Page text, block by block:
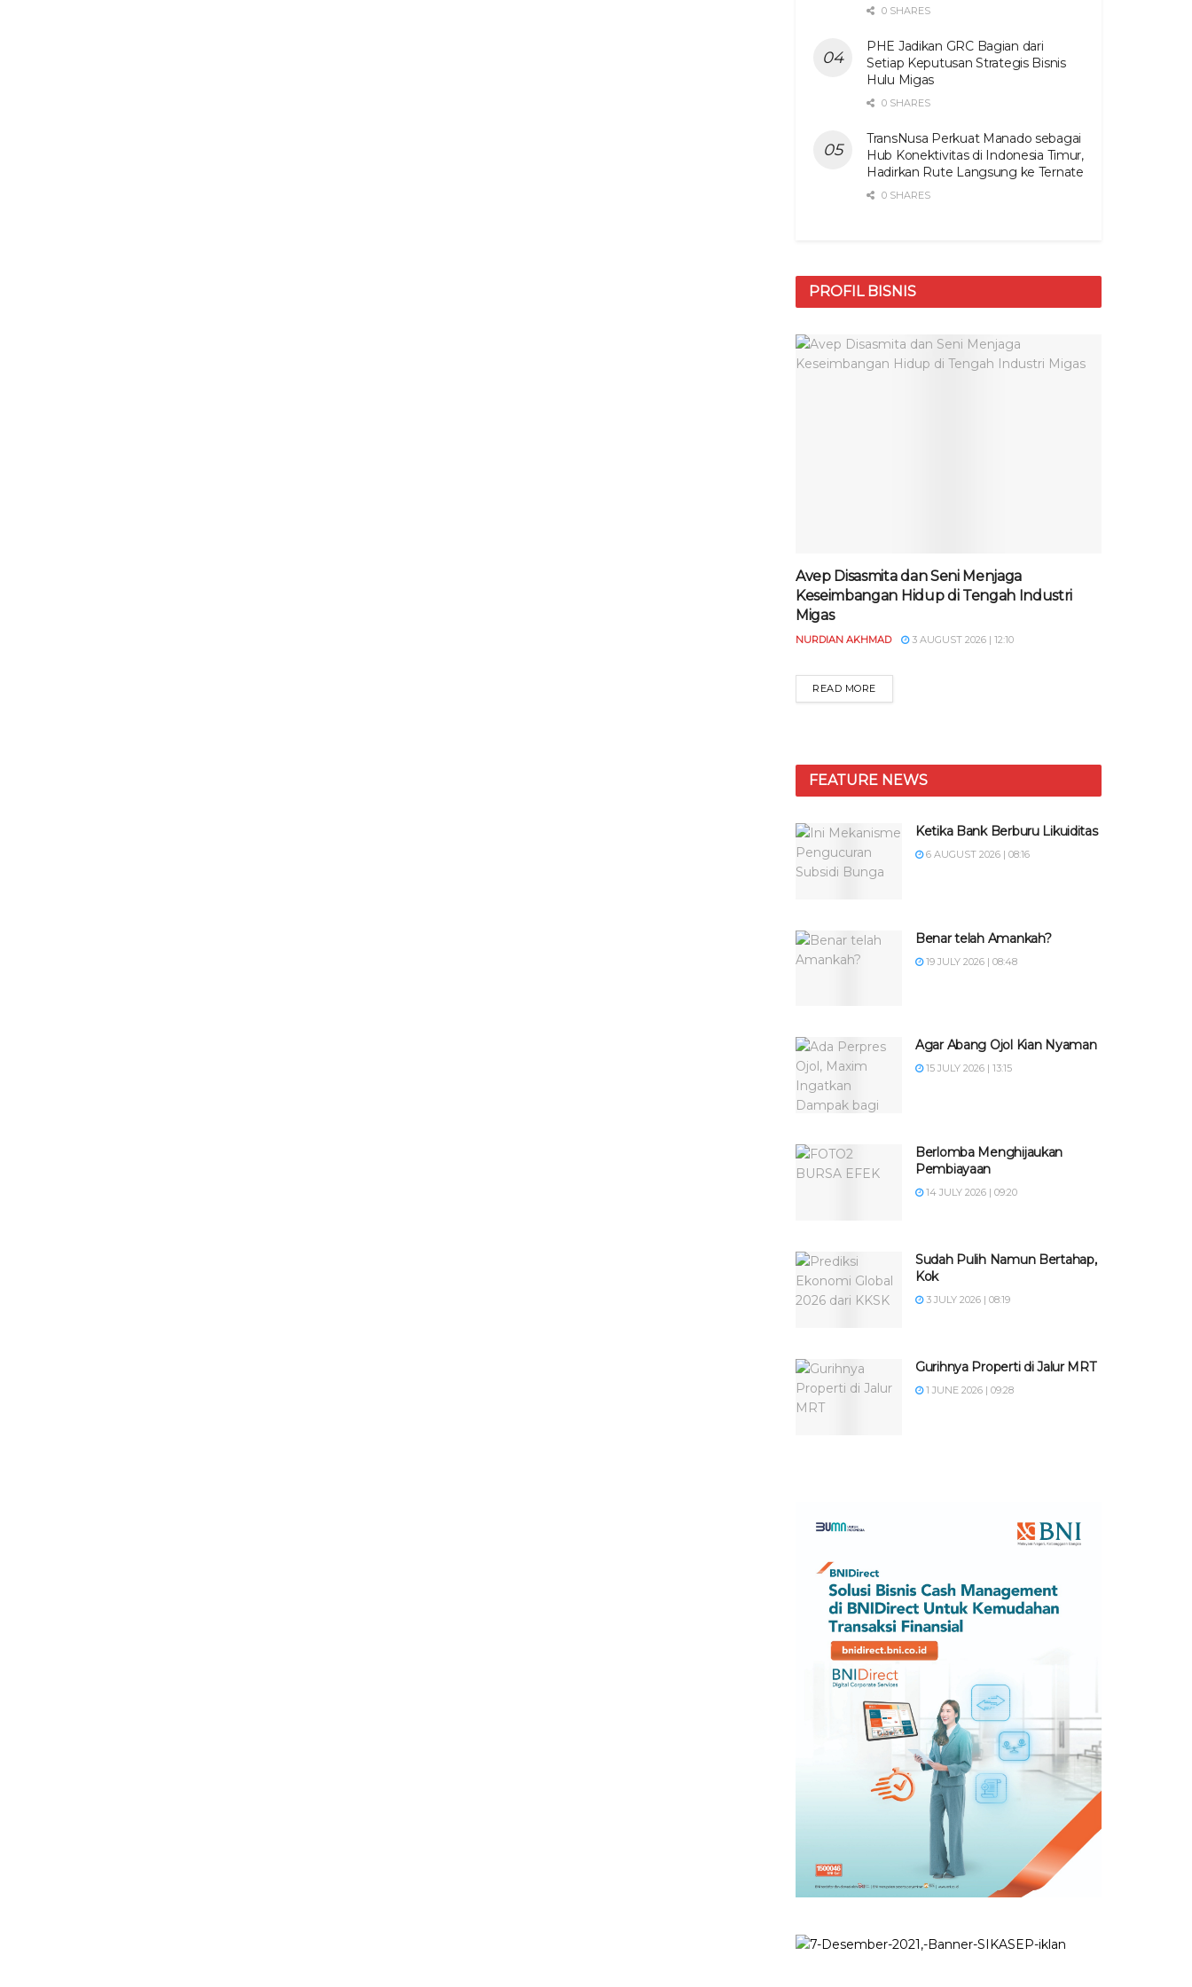
0 SHARES
PHE Jadikan GRC Bagian dari
Setiap Keputusan Strategis Bisnis
Hulu Migas
0 SHARES
TransNusa Perkuat Manado sebagai
Hub Konektivitas di Indonesia Timur,
Hadirkan Rute Langsung ke Ternate
0 SHARES
PROFIL BISNIS
Avep Disasmita dan Seni Menjaga
Keseimbangan Hidup di Tengah Industri
Migas
NURDIAN AKHMAD 3 AUGUST 2026 | 12:10
READ MORE
FEATURE NEWS
Ketika Bank Berburu Likuiditas
6 AUGUST 2026 | 08:16
Benar telah Amankah?
19 JULY 2026 | 08:48
Agar Abang Ojol Kian Nyaman
15 JULY 2026 | 13:15
Berlomba Menghijaukan
Pembiayaan
14 JULY 2026 | 09:20
Sudah Pulih Namun Bertahap,
Kok
3 JULY 2026 | 08:19
Gurihnya Properti di Jalur MRT
1 JUNE 2026 | 09:28